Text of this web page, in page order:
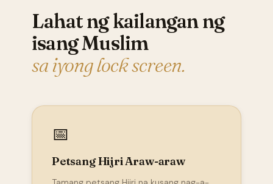
Lahat ng kailangan ng
isang Muslim
sa iyong lock screen.
📅
Petsang Hijri Araw-araw